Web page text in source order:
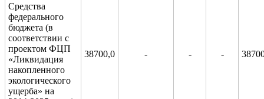
Средства
федерального
бюджета (в
соответствии с
проектом ФЦП
«Ликвидация
накопленного
экологического
ущерба» на
38700,0 - - -